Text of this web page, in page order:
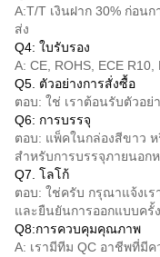
A:T/T เงินฝาก 30% ก่อน
ส่ง
Q4: ใบรับรอง
A: CE, ROHS, ECE R10,
Q5. ตัวอย่างการสั่งซื้อ
ตอบ: ใช่ เราต้อนรับตัวอย่
Q6: การบรรจุ
ตอบ: แพ็คในกล่องสีขาว
สําหรับการบรรจุภายนอก
Q7. โลโก้
ตอบ: ใช่ครับ กรุณาแจ้งเร
และยืนยันการออกแบบครั้
Q8:การควบคุมคุณภาพ
A: เรามีทีม QC อาชีพที่มี